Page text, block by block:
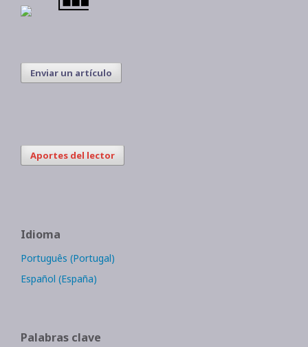
Enviar un artículo
Aportes del lector
Idioma
Português (Portugal)
Español (España)
Palabras clave